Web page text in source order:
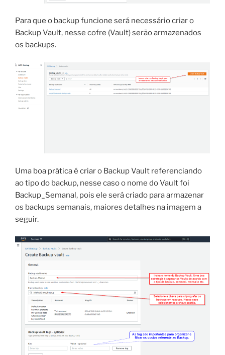
Para que o backup funcione será necessário criar o
Backup Vault, nesse cofre (Vault) serão armazenados
os backups.
Uma boa prática é criar o Backup Vault referenciando
ao tipo do backup, nesse caso o nome do Vault foi
Backup_Semanal, pois ele será criado para armazenar
os backups semanais, maiores detalhes na imagem a
seguir.